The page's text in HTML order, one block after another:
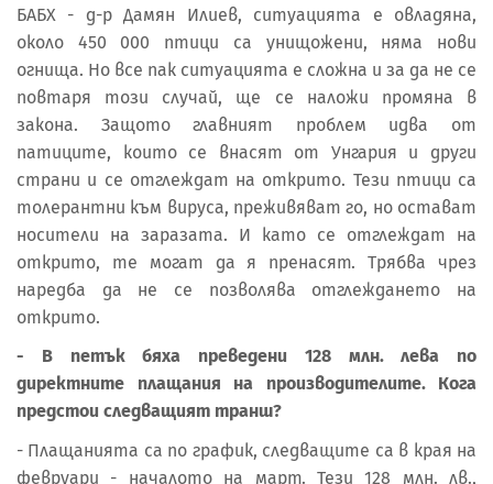
БАБХ - д-р Дамян Илиев, ситуацията е овладяна,
около 450 000 птици са унищожени, няма нови
огнища. Но все пак ситуацията е сложна и за да не се
повтаря този случай, ще се наложи промяна в
закона. Защото главният проблем идва от
патиците, които се внасят от Унгария и други
страни и се отглеждат на открито. Тези птици са
толерантни към вируса, преживяват го, но остават
носители на заразата. И като се отглеждат на
открито, те могат да я пренасят. Трябва чрез
наредба да не се позволява отглеждането на
открито.
- В петък бяха преведени 128 млн. лева по
директните плащания на производителите. Кога
предстои следващият транш?
- Плащанията са по график, следващите са в края на
февруари - началото на март. Тези 128 млн. лв.,